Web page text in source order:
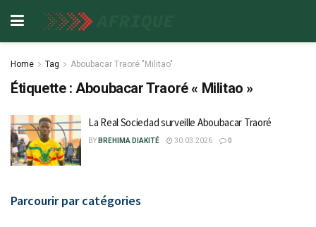
Home Tag Aboubacar Traoré "Militao"
Étiquette :Aboubacar Traoré « Militao »
La Real Sociedad surveille Aboubacar Traoré
BY BREHIMA DIAKITÉ 30.03.2026 0
Parcourir par catégories